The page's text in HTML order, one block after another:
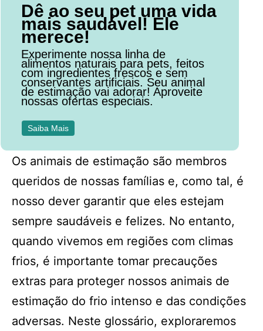
Dê ao seu pet uma vida
mais saudável! Ele
merece!
Experimente nossa linha de
alimentos naturais para pets, feitos
com ingredientes frescos e sem
conservantes artificiais. Seu animal
de estimação vai adorar! Aproveite
nossas ofertas especiais.
Saiba Mais
Os animais de estimação são membros
queridos de nossas famílias e, como tal, é
nosso dever garantir que eles estejam
sempre saudáveis e felizes. No entanto,
quando vivemos em regiões com climas
frios, é importante tomar precauções
extras para proteger nossos animais de
estimação do frio intenso e das condições
adversas. Neste glossário, exploraremos